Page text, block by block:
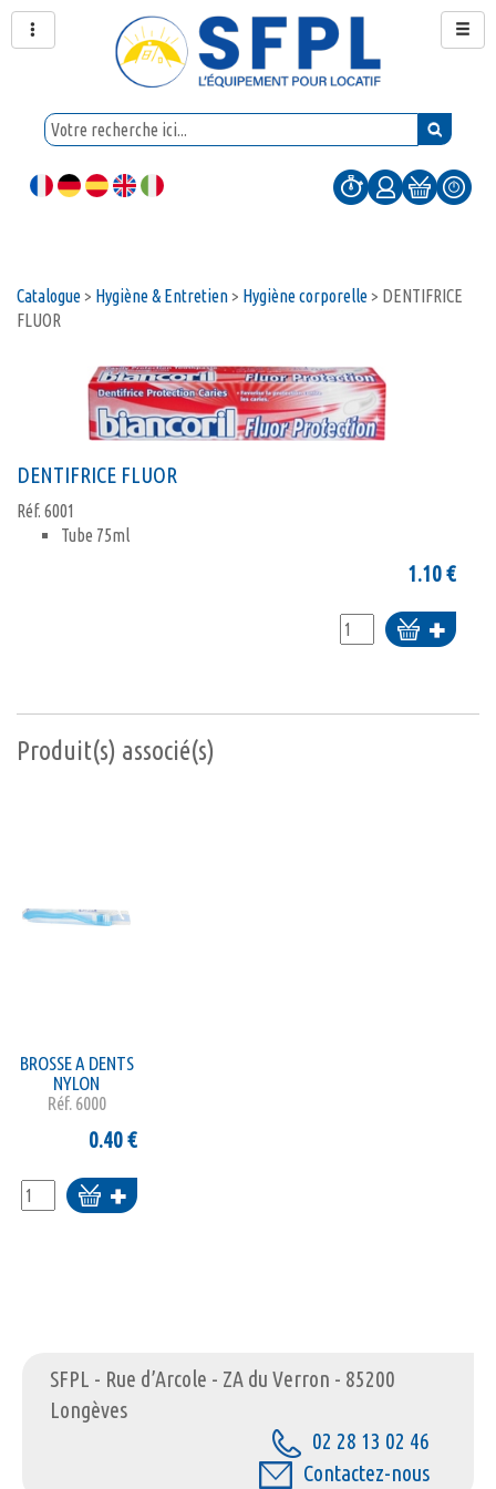
Catalogue> Hygiène & Entretien> Hygiène corporelle> DENTIFRICE
FLUOR
DENTIFRICE FLUOR
Réf. 6001
Tube 75ml
1.10€
Ajouter
au
Produit(s) associé(s)
BROSSE A DENTS
NYLON
Réf. 6000
0.40€
Ajouter
au
SFPL - Rue d’Arcole - ZA du Verron - 85200
Longèves
02 28 13 02 46
Contactez-nous